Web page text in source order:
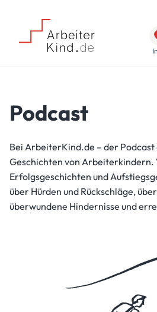
Podcast
Bei ArbeiterKind.de – der
Geschichten von Arbeiterkindern.
Erfolgsgeschichten und
über Hürden und Rückschläge,
überwundene Hindernisse und